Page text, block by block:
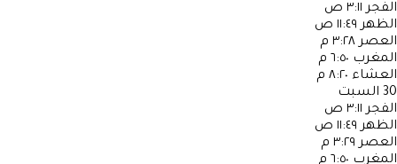
الفجر ٣:١١ ص
الظهر ١١:٤٩ ص
العصر ٣:٢٨ م
المغرب ٦:٥٠ م
العشاء ٨:٢٠ م
30 السبت
الفجر ٣:١١ ص
الظهر ١١:٤٩ ص
العصر ٣:٢٩ م
المغرب ٦:٥٠ م